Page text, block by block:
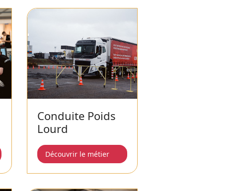
Conduite Poids
Lourd
Découvrir le métier